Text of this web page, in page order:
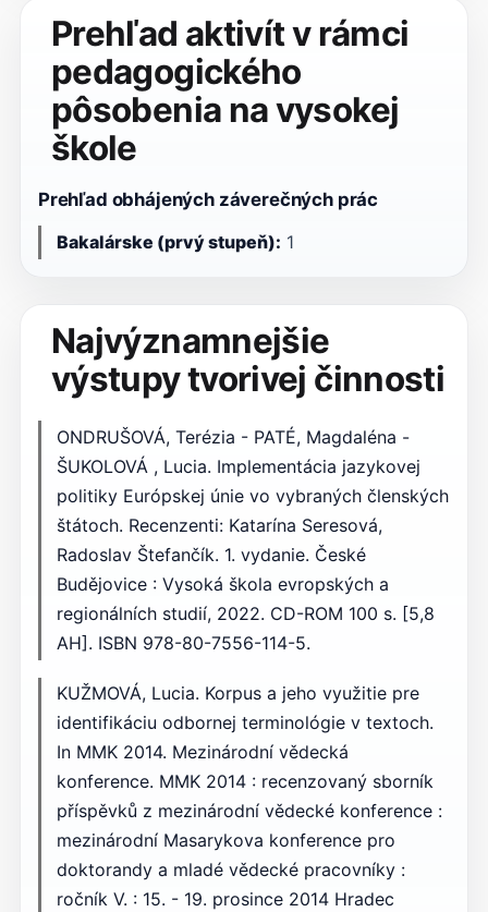
Prehľad aktivít v rámci
pedagogického
pôsobenia na vysokej
škole
Prehľad obhájených záverečných prác
Bakalárske (prvý stupeň): 1
Najvýznamnejšie
výstupy tvorivej činnosti
ONDRUŠOVÁ, Terézia - PATÉ, Magdaléna -
ŠUKOLOVÁ , Lucia. Implementácia jazykovej
politiky Európskej únie vo vybraných členských
štátoch. Recenzenti: Katarína Seresová,
Radoslav Štefančík. 1. vydanie. České
Budějovice : Vysoká škola evropských a
regionálních studií, 2022. CD-ROM 100 s. [5,8
AH]. ISBN 978-80-7556-114-5.
KUŽMOVÁ, Lucia. Korpus a jeho využitie pre
identifikáciu odbornej terminológie v textoch.
In MMK 2014. Mezinárodní vědecká
konference. MMK 2014 : recenzovaný sborník
příspěvků z mezinárodní vědecké konference :
mezinárodní Masarykova konference pro
doktorandy a mladé vědecké pracovníky :
ročník V. : 15. - 19. prosince 2014 Hradec